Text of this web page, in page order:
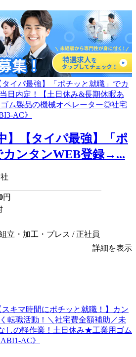
】【タイパ最強】「ポ
カンタンWEB登録→...
円
立・加工・プレス / 正社員
詳細を表示